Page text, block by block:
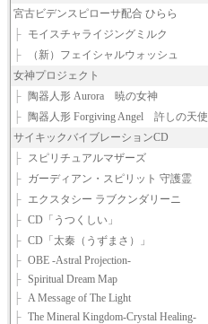
宮古ビデンスピローサ配合 ひらら
├ モイスチャライジングミルク
├
（新）フェイシャルウォッシュ
女神プロジェクト
├ 陶器人形 Aurora 暁の女神
├ 陶器人形 Forgiving Angel 許しの天使
サイキックバイブレーションCD
├ スピリチュアルマザーズ
├ ガーディアン・スピリット 守護霊
├ エクスタシー ラブクンダリーニ
├ CD「うつくしい」
├ CD「太秦（うずまさ）」
├ OBE -Astral Projection-
├ Spiritual Dream Map
├ A Message of The Light
├ The Mineral Kingdom-Crystal Healing-